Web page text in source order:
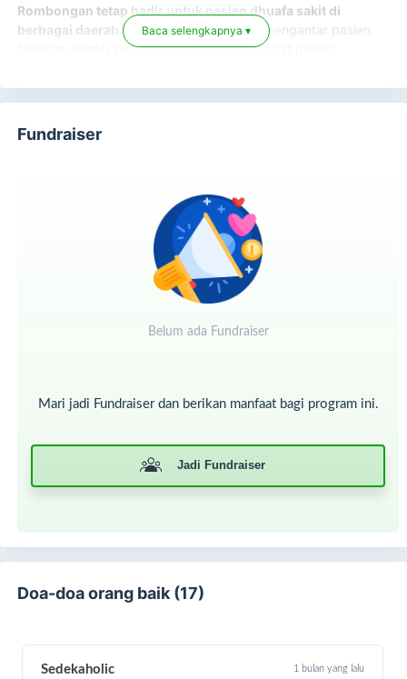
Rombongan tetap hadir untuk pasien dhuafa sakit di
berbagai daerah . Ambulans terus melaju mengantar pasien
berobat, rumah singgah tetap menjadi tempat pulang
pernah berhenti di tengah jalan.
Para pejuang sembuh...
MasyaAllah, jika Allah izinkan, SR ingin terus melangkah
memasuki 2026 dengan misi yang sama:
Sedekah rutin Sedekaholic menjadi napas bagi
keberlangsungan layanan SR sepanjang tahun, karena ia
Baca selengkapnya ▾
Fundraiser
Belum ada Fundraiser
Mari jadi Fundraiser dan berikan manfaat bagi program ini.
Jadi Fundraiser
Doa-doa orang baik (17)
Sedekaholic 1 bulan yang lalu